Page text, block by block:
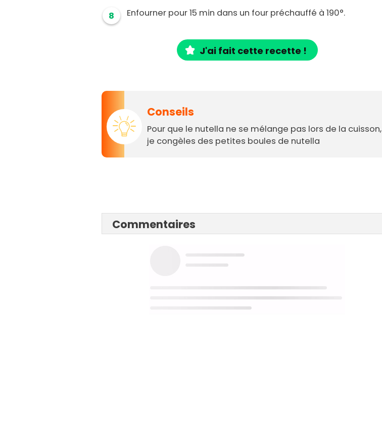
8 Enfourner pour 15 min dans un four préchauffé à 190°.
J'ai fait cette recette !
Conseils
Pour que le nutella ne se mélange pas lors de la cuisson,
je congèles des petites boules de nutella
Commentaires